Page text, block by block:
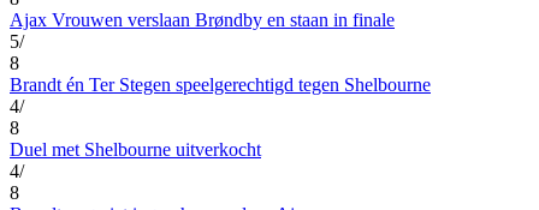
Ajax Vrouwen verslaan Brøndby en staan in finale
5/
8
Brandt én Ter Stegen speelgerechtigd tegen Shelbourne
4/
8
Duel met Shelbourne uitverkocht
4/
8